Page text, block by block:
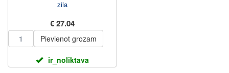
zila
€ 27.04
Pievienot grozam
ir_noliktava